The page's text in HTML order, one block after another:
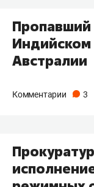
Пропавший
Индийском
Австралии
Комментарии 3